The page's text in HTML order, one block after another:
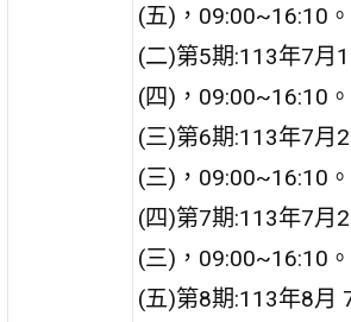
(五)，09:00~16:10。
(二)第5期:113年7月
(四)，09:00~16:10。
(三)第6期:113年7月
(三)，09:00~16:10。
(四)第7期:113年7月
(三)，09:00~16:10。
(五)第8期:113年8月